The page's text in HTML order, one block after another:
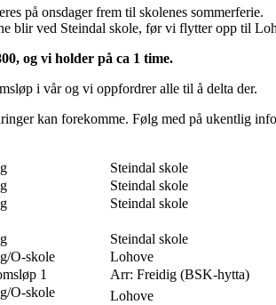
på onsdager frem til skolenes sommerferie.
blir ved Steindal skole, før vi flytter opp til
og vi holder på ca 1 time.
i vår og vi oppfordrer alle til å delta der.
kan forekomme. Følg med på ukentlig
Steindal skole
Steindal skole
Steindal skole
Steindal skole
O-skole
Lohove
1
Arr: Freidig (BSK-hytta)
O-skole
Lohove